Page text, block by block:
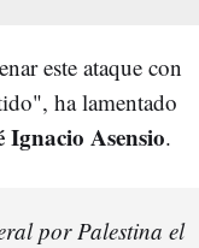
este ataque con
ha lamentado
Ignacio Asensio.
por Palestina el